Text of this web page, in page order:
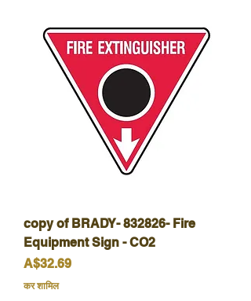
copy of BRADY- 832826- Fire
Equipment Sign - CO2
मूल्य
A$32.69
कर शामिल